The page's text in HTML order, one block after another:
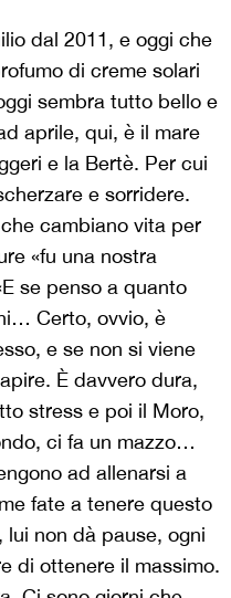
dal 2011, e oggi che
di creme solari
sembra tutto bello e
aprile, qui, è il mare
e la Bertè. Per cui
e sorridere.
cambiano vita per
«fu una nostra
se penso a quanto
Certo, ovvio, è
e se non si viene
È davvero dura,
stress e poi il Moro,
ci fa un mazzo…
ad allenarsi a
fate a tenere questo
lui non dà pause, ogni
di ottenere il massimo.